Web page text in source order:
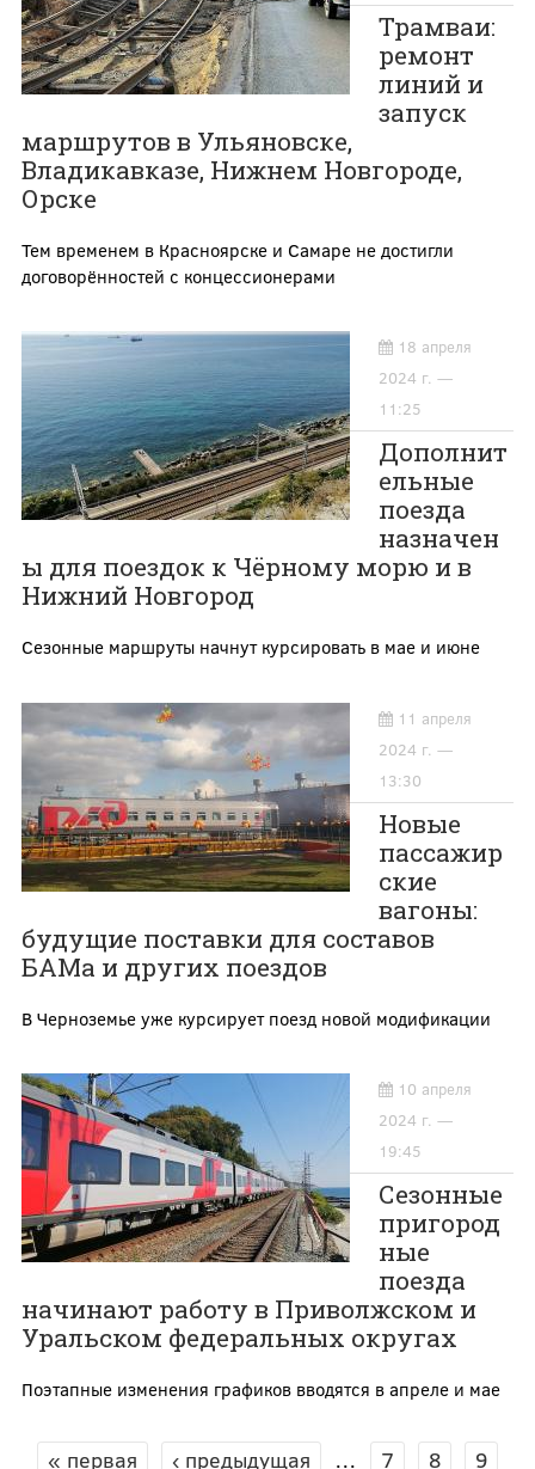
Трамваи:
ремонт
линий и
запуск
маршрутов в Ульяновске,
Владикавказе, Нижнем Новгороде,
Орске
Тем временем в Красноярске и Самаре не достигли
договорённостей с концессионерами
18 апреля
2024 г. —
11:25
Дополнит
ельные
поезда
назначен
ы для поездок к Чёрному морю и в
Нижний Новгород
Сезонные маршруты начнут курсировать в мае и июне
11 апреля
2024 г. —
13:30
Новые
пассажир
ские
вагоны:
будущие поставки для составов
БАМа и других поездов
В Черноземье уже курсирует поезд новой модификации
10 апреля
2024 г. —
19:45
Сезонные
пригород
ные
поезда
начинают работу в Приволжском и
Уральском федеральных округах
Поэтапные изменения графиков вводятся в апреле и мае
« первая ‹ предыдущая … 7 8 9